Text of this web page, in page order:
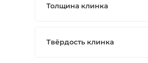
Толщина клинка
Твёрдость клинка